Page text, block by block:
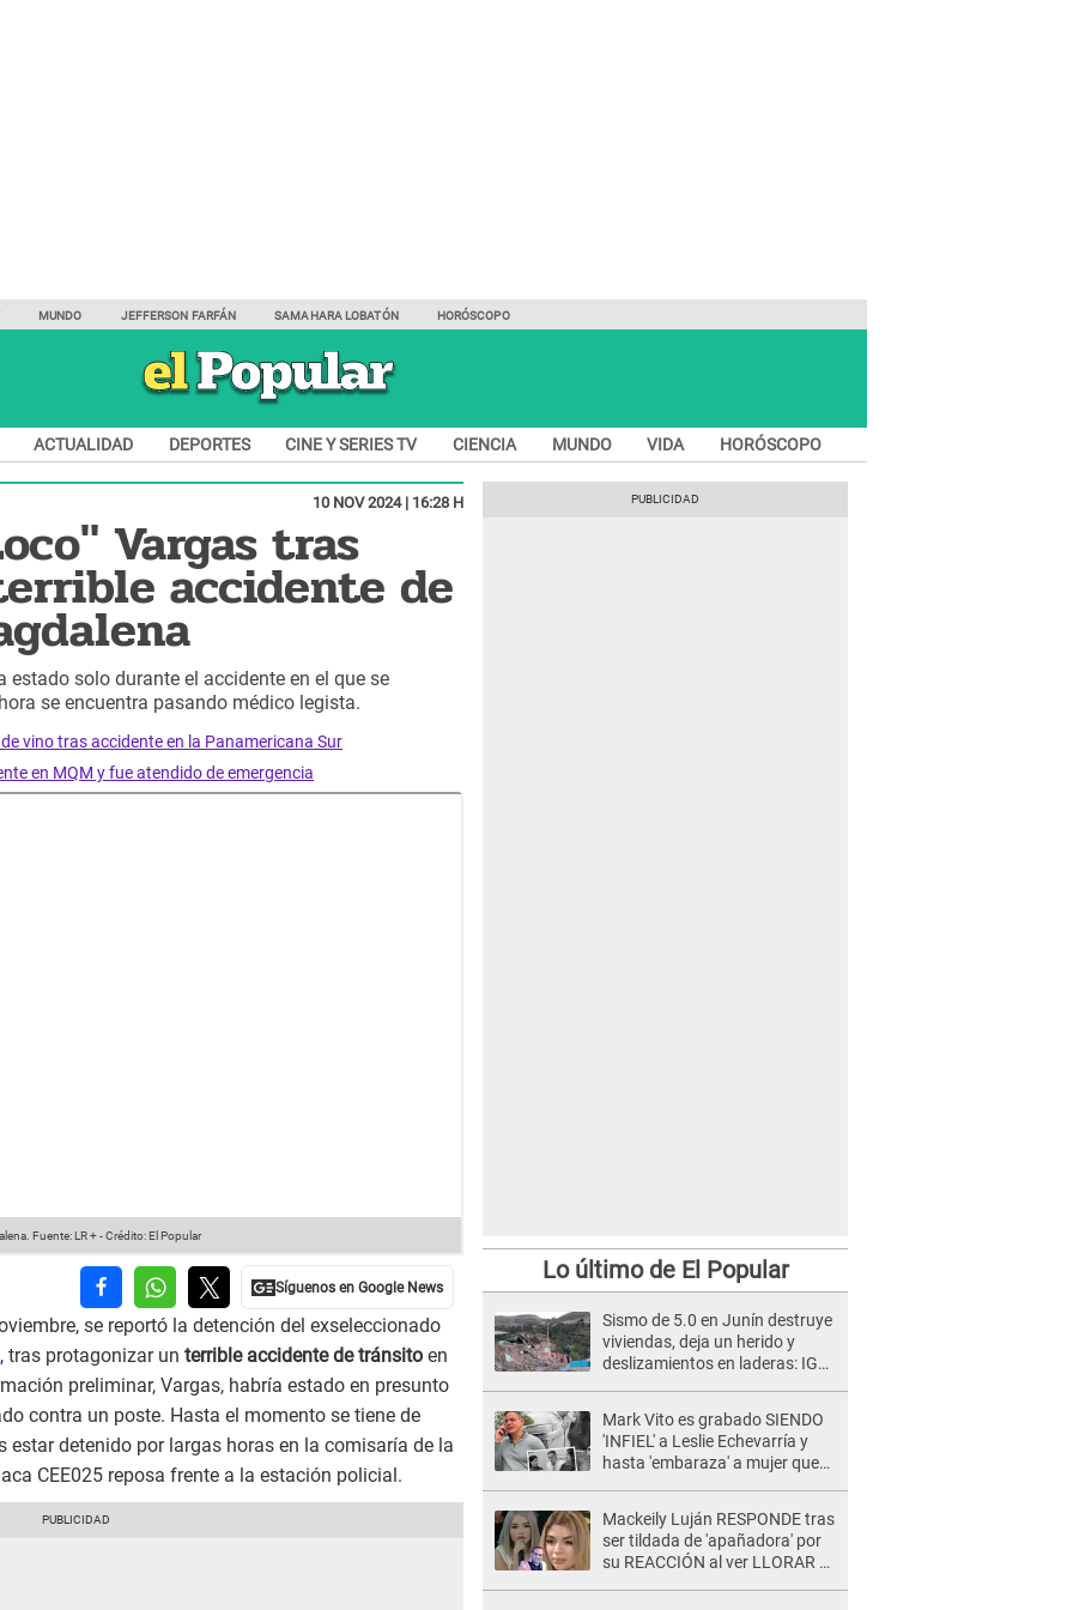
MUNDO JEFFERSON FARFÁN SAMAHARA LOBATÓN HORÓSCOPO
ACTUALIDAD DEPORTES CINE Y SERIES TV CIENCIA MUNDO VIDA HORÓSCOPO
10 NOV 2024 | 16:28 H
Vargas tras
accidente de
solo durante el accidente en el que se
se encuentra pasando médico legista.
vino tras accidente en la Panamericana Sur
en MQM y fue atendido de emergencia
Fuente: LR +-Crédito: El Popular
se reportó la detención del exseleccionado
tras protagonizar un terrible accidente de tránsito en
preliminar, Vargas, habría estado en presunto
contra un poste. Hasta el momento se tiene de
detenido por largas horas en la comisaría de la
CEE025 reposa frente a la estación policial.
Lo último de El Popular
Sismo de 5.0 en Junín destruye
viviendas, deja un herido y
deslizamientos en laderas: IGP
Mark Vito es grabado SIENDO
'INFIEL' a Leslie Echevarría y
hasta 'embaraza' a mujer que
Mackeily Luján RESPONDE tras
ser tildada de 'apañadora' por
su REACCIÓN al ver LLORAR a